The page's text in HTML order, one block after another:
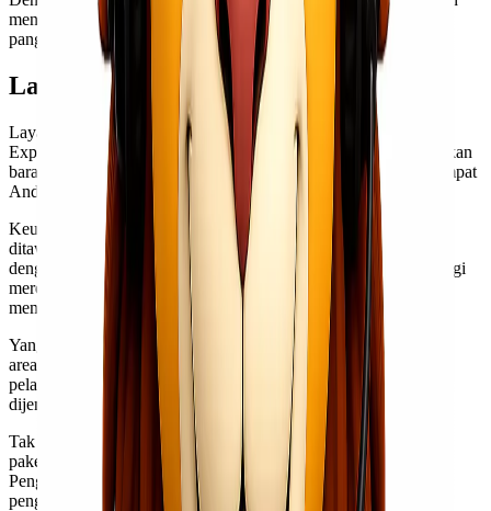
mengirim cargo jadi lebih mudah dan nyaman. Cukup satu
panggilan telepon, semua urusan pengiriman beres!
Layanan Pick Up, Bisa Free Pick Up!
Layanan Pick Up menjadi salah satu fitur unggulan dari Lionel
Express. Dengan layanan ini, Anda tidak perlu repot mengantarkan
barang ke lokasi pengiriman. Kami akan datang langsung ke tempat
Anda untuk mengambil barang yang ingin dikirim.
Keunggulan dari layanan ini adalah kemudahan yang
ditawarkannya. Anda bisa mengatur jadwal penjemputan sesuai
dengan waktu yang paling nyaman. Hal ini sangat membantu bagi
mereka yang memiliki kesibukan tinggi atau usaha kecil yang
membutuhkan solusi efisien.
Yang lebih menarik, kami juga menawarkan Free Pick Up untuk
area tertentu. Ini tentunya memberikan keuntungan lebih bagi
pelanggan setia kami. Tanpa biaya tambahan, barang Anda akan
dijemput tepat di depan pintu rumah atau kantor.
Tak hanya itu, tim profesional kami siap menangani semua jenis
paket mulai dari kecil hingga besar dengan hati-hati dan aman.
Pengalaman dan dedikasi tenaga kerja kami menjamin proses
pengambilan berlangsung cepat dan tanpa kendala.